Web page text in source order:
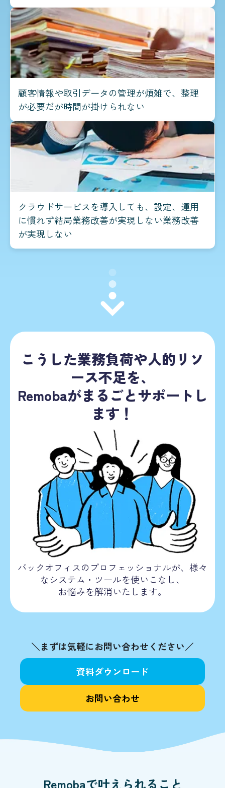
顧客情報や取引データの管理が煩雑で、整理
が必要だが時間が掛けられない
クラウドサービスを導入しても、設定、運用
に慣れず結局業務改善が実現しない業務改善
が実現しない
こうした業務負荷や人的リソ
ース不足を、
Remobaがまるごとサポートし
ます！
バックオフィスのプロフェッショナルが、様々
なシステム・ツールを使いこなし、
お悩みを解消いたします。
＼まずは気軽にお問い合わせください／
資料ダウンロード
お問い合わせ
Remobaで叶えられること